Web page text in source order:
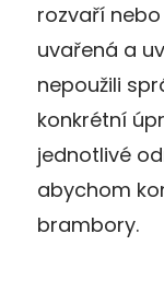
rozvaří
uvařená a
nepoužili
konkrétní
jednotlivé
abychom
brambory.